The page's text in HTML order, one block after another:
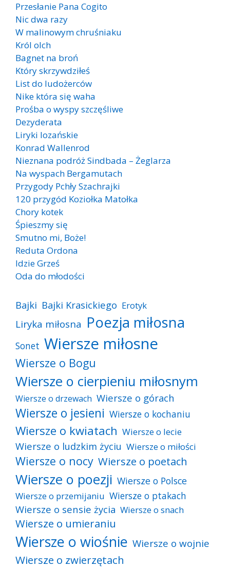
Przesłanie Pana Cogito
Nic dwa razy
W malinowym chruśniaku
Król olch
Bagnet na broń
Który skrzywdziłeś
List do ludożerców
Nike która się waha
Prośba o wyspy szczęśliwe
Dezyderata
Liryki lozańskie
Konrad Wallenrod
Nieznana podróż Sindbada – Żeglarza
Na wyspach Bergamutach
Przygody Pchły Szachrajki
120 przygód Koziołka Matołka
Chory kotek
Śpieszmy się
Smutno mi, Boże!
Reduta Ordona
Idzie Grześ
Oda do młodości
Bajki Bajki Krasickiego Erotyk
Liryka miłosna Poezja miłosna
Sonet Wiersze miłosne
Wiersze o Bogu
Wiersze o cierpieniu miłosnym
Wiersze o drzewach Wiersze o górach
Wiersze o jesieni Wiersze o kochaniu
Wiersze o kwiatach Wiersze o lecie
Wiersze o ludzkim życiu Wiersze o miłości
Wiersze o nocy Wiersze o poetach
Wiersze o poezji Wiersze o Polsce
Wiersze o przemijaniu Wiersze o ptakach
Wiersze o sensie życia Wiersze o snach
Wiersze o umieraniu
Wiersze o wiośnie Wiersze o wojnie
Wiersze o zwierzętach